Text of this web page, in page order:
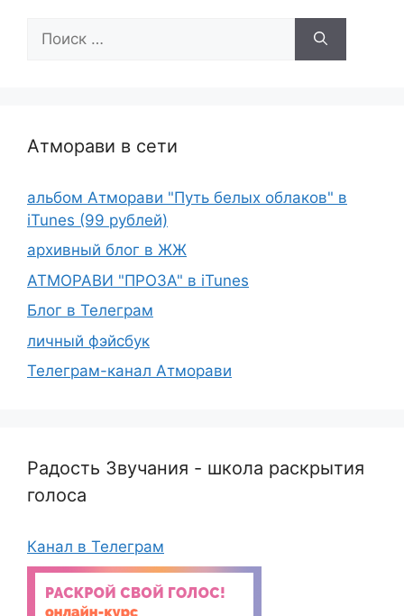
Атморави в сети
альбом Атморави "Путь белых облаков" в
iTunes (99 рублей)
архивный блог в ЖЖ
АТМОРАВИ "ПРОЗА" в iTunes
Блог в Телеграм
личный фэйсбук
Телеграм-канал Атморави
Радость Звучания - школа раскрытия
голоса
Канал в Телеграм